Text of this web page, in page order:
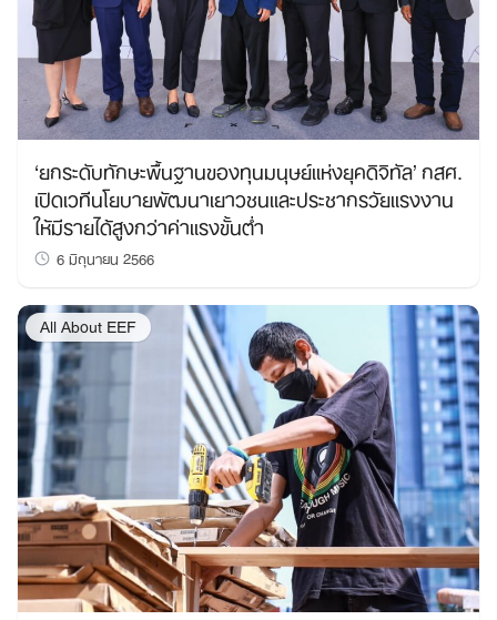
Search
for:
‘ยกระดับทักษะพื้นฐานของทุนมนุษย์แห่งยุคดิจิทัล’ กสศ.
เปิดเวทีนโยบายพัฒนาเยาวชนและประชากรวัยแรงงาน
ให้มีรายได้สูงกว่าค่าแรงขั้นต่ำ
6 มิถุนายน 2566
All About EEF